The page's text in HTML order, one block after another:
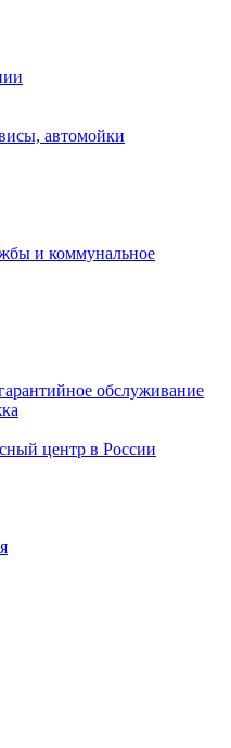
автомойки
и коммунальное
обслуживание
центр в России